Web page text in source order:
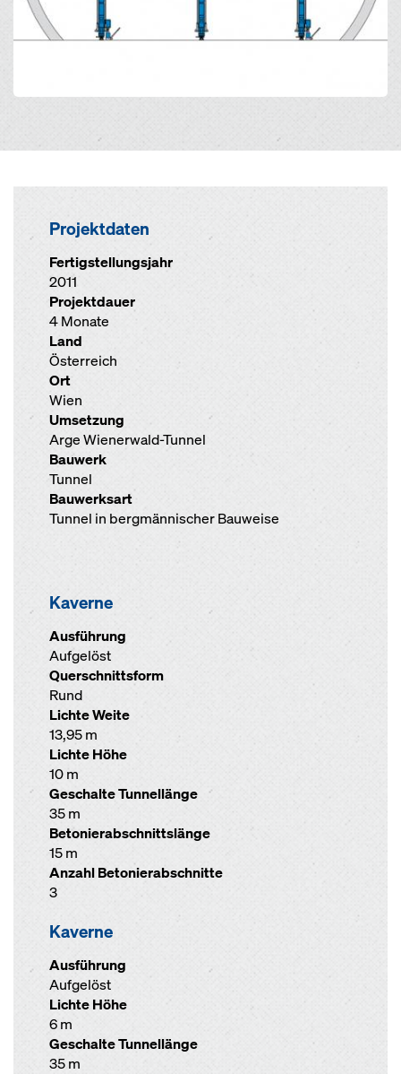
Projektdaten
Fertigstellungsjahr
2011
Projektdauer
4 Monate
Land
Österreich
Ort
Wien
Umsetzung
Arge Wienerwald-Tunnel
Bauwerk
Tunnel
Bauwerksart
Tunnel in bergmännischer Bauweise
Kaverne
Ausführung
Aufgelöst
Querschnittsform
Rund
Lichte Weite
13,95 m
Lichte Höhe
10 m
Geschalte Tunnellänge
35 m
Betonierabschnittslänge
15 m
Anzahl Betonierabschnitte
3
Kaverne
Ausführung
Aufgelöst
Lichte Höhe
6 m
Geschalte Tunnellänge
35 m